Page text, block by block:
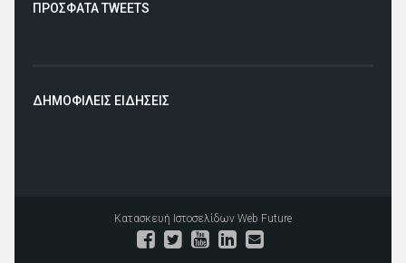
ΠΡΟΣΦΑΤΑ TWEETS
ΔΗΜΟΦΙΛΕΙΣ ΕΙΔΗΣΕΙΣ
Κατασκευή Ιστοσελίδων Web Future